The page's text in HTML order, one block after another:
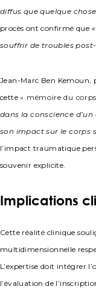
diffus que quelque
procès ont confirmé que
souffrir de troubles
Jean-Marc Ben Kemoun,
cette« mémoire du
dans la conscience
son impact sur le corps
l’impact traumatique
souvenir explicite.
Implications
Cette réalité clinique
multidimensionnelle
L’expertise doit intégrer
l’évaluation de